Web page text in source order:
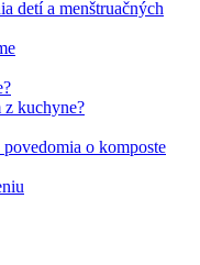
detí a menštruačných
kuchyne?
o komposte